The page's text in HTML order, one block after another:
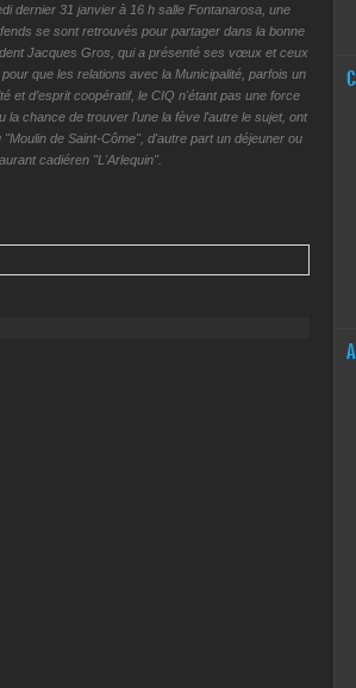
dernier 31 janvier à 16 h salle Fontanarosa, une
se sont retrouvés pour partager dans la bonne
Jacques Gros, qui a présenté ses vœux et ceux
que les relations avec la Municipalité, parfois un
et d’esprit coopératif, le CIQ n'étant pas une force
la chance de trouver l'une la fève l'autre le sujet, ont
de Saint-Côme", d'autre part un déjeuner ou
cadiéren "L'Arlequin".